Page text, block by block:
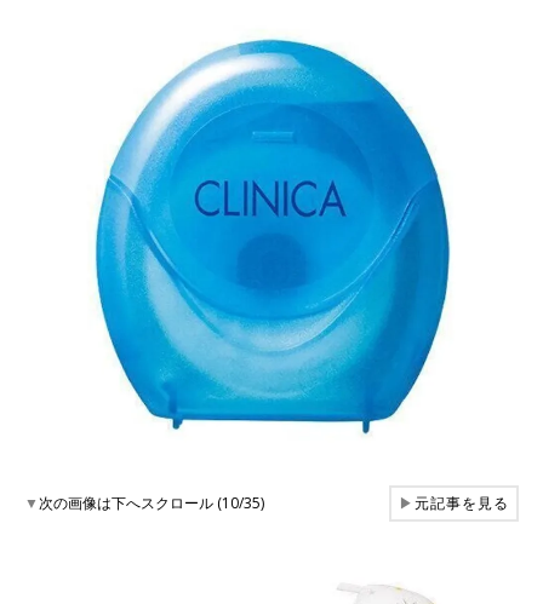
▼次の画像は下へスクロール (10/35) ▶元記事を見る